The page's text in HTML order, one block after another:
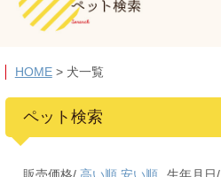
HOME> 犬一覧
ペット検索
販売価格/ 高い順 安い順 生年月日/